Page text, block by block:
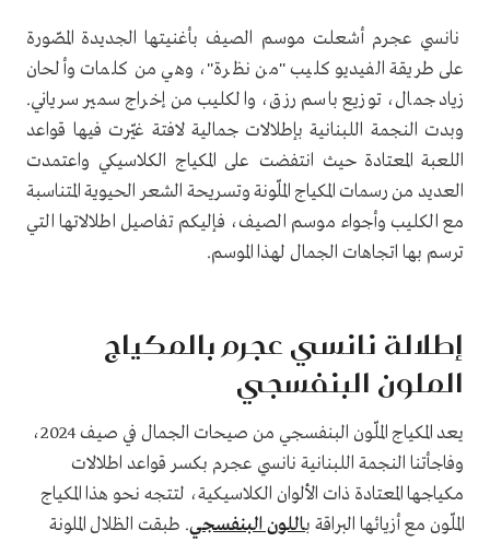
نانسي عجرم أشعلت موسم الصيف بأغنيتها الجديدة المصّورة
على طريقة الفيديو كليب "من نظرة"، وهي من كلمات وألحان
زياد جمال، توزيع باسم رزق، والكليب من إخراج سمير سرياني.
وبدت النجمة اللبنانية بإطلالات جمالية لافتة غيّرت فيها قواعد
اللعبة المعتادة حيث انتفضت على المكياج الكلاسيكي واعتمدت
العديد من رسمات المكياج الملّونة وتسريحة الشعر الحيوية المتناسبة
مع الكليب وأجواء موسم الصيف، فإليكم تفاصيل اطلالاتها التي
ترسم بها اتجاهات الجمال لهذا الموسم.
إطلالة نانسي عجرم بالمكياج
الملون البنفسجي
يعد المكياج الملّون البنفسجي من صيحات الجمال في صيف 2024،
وفاجأتنا النجمة اللبنانية نانسي عجرم بكسر قواعد اطلالات
مكياجها المعتادة ذات الألوان الكلاسيكية، لتتجه نحو هذا المكياج
الملّون مع أزيائها البراقة باللون البنفسجي. طبقت الظلال الملونة